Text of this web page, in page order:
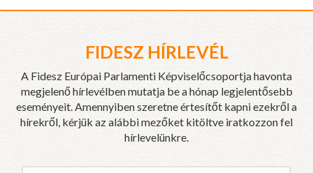
FIDESZ HÍRLEVÉL
A Fidesz Európai Parlamenti Képviselőcsoportja havonta
megjelenő hírlevélben mutatja be a hónap legjelentősebb
eseményeit. Amennyiben szeretne értesítőt kapni ezekről a
hírekről, kérjük az alábbi mezőket kitöltve iratkozzon fel
hírlevelünkre.